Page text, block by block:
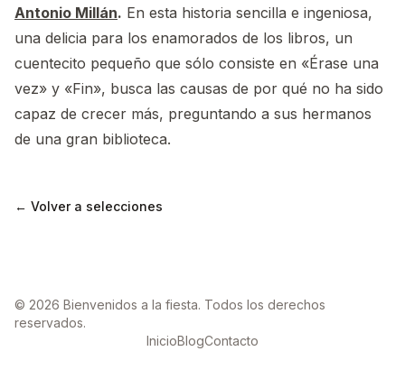
Antonio Millán. En esta historia sencilla e ingeniosa,
una delicia para los enamorados de los libros, un
cuentecito pequeño que sólo consiste en «Érase una
vez» y «Fin», busca las causas de por qué no ha sido
capaz de crecer más, preguntando a sus hermanos
de una gran biblioteca.
← Volver a selecciones
© 2026 Bienvenidos a la fiesta. Todos los derechos
reservados.
InicioBlogContacto